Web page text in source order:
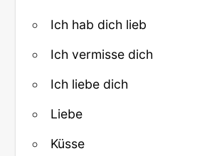
Ich hab dich lieb
Ich vermisse dich
Ich liebe dich
Liebe
Küsse